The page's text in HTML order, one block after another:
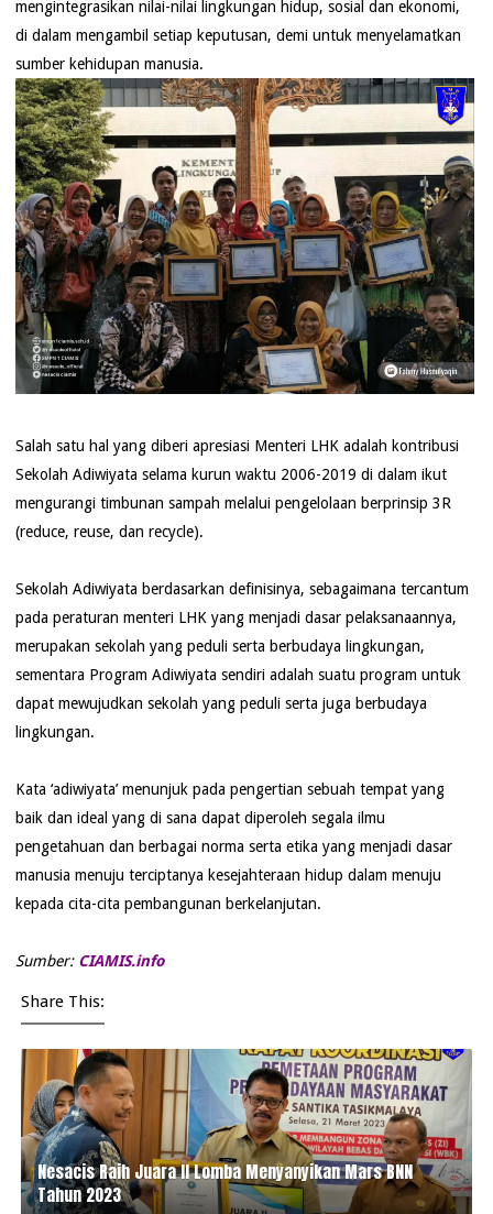
mengintegrasikan nilai-nilai lingkungan hidup, sosial dan ekonomi,
di dalam mengambil setiap keputusan, demi untuk menyelamatkan
sumber kehidupan manusia.
Salah satu hal yang diberi apresiasi Menteri LHK adalah kontribusi
Sekolah Adiwiyata selama kurun waktu 2006-2019 di dalam ikut
mengurangi timbunan sampah melalui pengelolaan berprinsip 3R
(reduce, reuse, dan recycle).
Sekolah Adiwiyata berdasarkan definisinya, sebagaimana tercantum
pada peraturan menteri LHK yang menjadi dasar pelaksanaannya,
merupakan sekolah yang peduli serta berbudaya lingkungan,
sementara Program Adiwiyata sendiri adalah suatu program untuk
dapat mewujudkan sekolah yang peduli serta juga berbudaya
lingkungan.
Kata ‘adiwiyata’ menunjuk pada pengertian sebuah tempat yang
baik dan ideal yang di sana dapat diperoleh segala ilmu
pengetahuan dan berbagai norma serta etika yang menjadi dasar
manusia menuju terciptanya kesejahteraan hidup dalam menuju
kepada cita-cita pembangunan berkelanjutan.
Sumber: CIAMIS.info
Share This:
Nesacis Raih Juara II Lomba Menyanyikan Mars BNN
Tahun 2023